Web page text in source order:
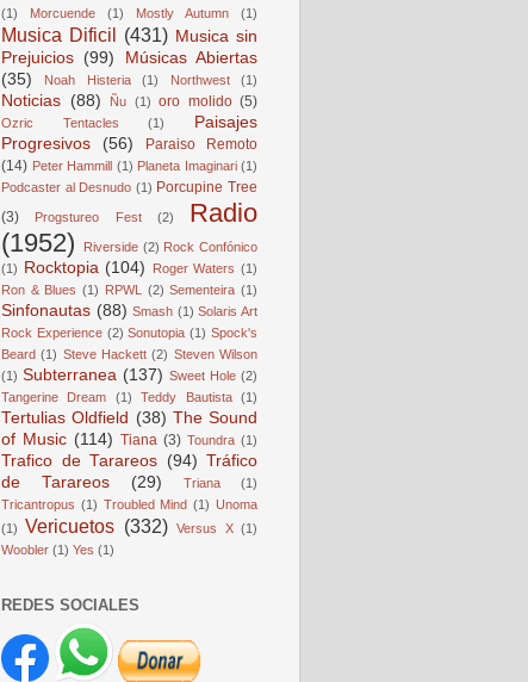
(1)
Morcuende (1) Mostly Autumn (1)
Musica Dificil (431) Musica sin
Prejuicios (99)
Músicas Abiertas
(35)
Noah Histeria (1) Northwest (1)
Noticias (88) Ñu (1) oro molido (5)
Ozric Tentacles (1)
Paisajes
Progresivos
(56)
Paraiso Remoto
(14) Peter Hammill (1) Planeta Imaginari (1)
Podcaster al Desnudo (1) Porcupine Tree
(3)
Progstureo Fest (2)
Radio
(1952)
Riverside (2) Rock Confónico
(1)
Rocktopia (104) Roger Waters (1)
Ron & Blues (1) RPWL (2) Sementeira (1)
Sinfonautas (88) Smash (1) Solaris Art
Rock Experience (2) Sonutopia (1) Spock's
Beard (1) Steve Hackett (2) Steven Wilson
(1) Subterranea (137) Sweet Hole (2)
Tangerine Dream
(1) Teddy Bautista (1)
Tertulias Oldfield (38) The Sound
of Music (114) Tiana (3) Toundra (1)
Trafico de Tarareos (94) Tráfico
de Tarareos
(29) Triana
(1)
Tricantropus (1) Troubled Mind (1) Unoma
(1)
Vericuetos (332) Versus X (1)
Woobler (1) Yes (1)
REDES SOCIALES